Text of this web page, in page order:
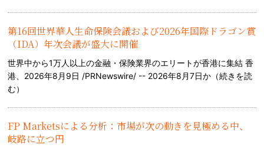
第16回世界華人生命保険会議および2026年国際ドラゴン賞
（IDA）年次会議が盛大に開催
世界中から1万人以上の金融・保険業界のエリートが香港に集結 香
港、2026年8月9日 /PRNewswire/ -- 2026年8月7日か（続きを読
む）
FP Marketsによる分析：市場が次の動きを見極める中、
岐路に立つ円